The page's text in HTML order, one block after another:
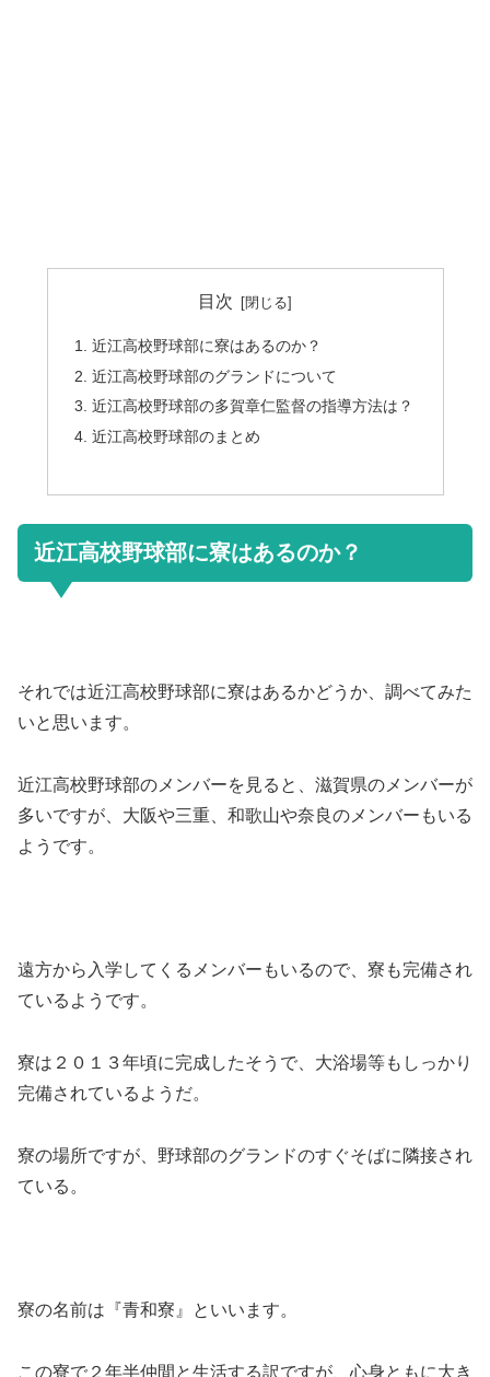
目次
近江高校野球部に寮はあるのか？
近江高校野球部のグランドについて
近江高校野球部の多賀章仁監督の指導方法は？
近江高校野球部のまとめ
近江高校野球部に寮はあるのか？
それでは近江高校野球部に寮はあるかどうか、調べてみた
いと思います。
近江高校野球部のメンバーを見ると、滋賀県のメンバーが
多いですが、大阪や三重、和歌山や奈良のメンバーもいる
ようです。
遠方から入学してくるメンバーもいるので、寮も完備され
ているようです。
寮は２０１３年頃に完成したそうで、大浴場等もしっかり
完備されているようだ。
寮の場所ですが、野球部のグランドのすぐそばに隣接され
ている。
寮の名前は『青和寮』といいます。
この寮で２年半仲間と生活する訳ですが、心身ともに大き